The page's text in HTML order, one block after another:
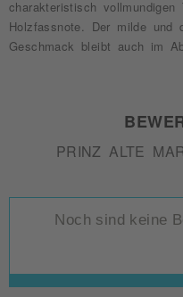
charakteristisch
Holzfassnote. Der milde und
Geschmack bleibt auch im
PRINZ ALTE
Noch sind keine